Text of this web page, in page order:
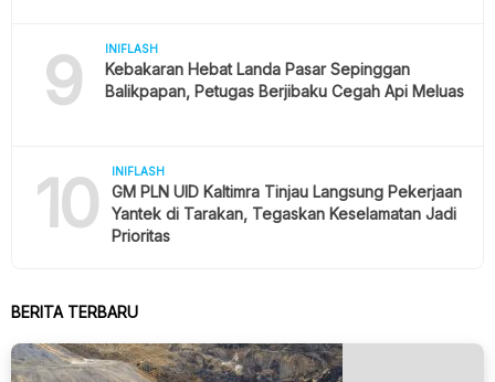
9 INIFLASH
Kebakaran Hebat Landa Pasar Sepinggan
Balikpapan, Petugas Berjibaku Cegah Api Meluas
10 INIFLASH
GM PLN UID Kaltimra Tinjau Langsung Pekerjaan
Yantek di Tarakan, Tegaskan Keselamatan Jadi
Prioritas
BERITA TERBARU